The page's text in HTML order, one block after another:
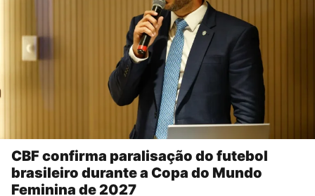
CBF confirma paralisação do futebol
brasileiro durante a Copa do Mundo
Feminina de 2027